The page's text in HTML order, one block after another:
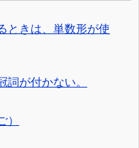
ときは、単数形が使
詞が付かない。
）